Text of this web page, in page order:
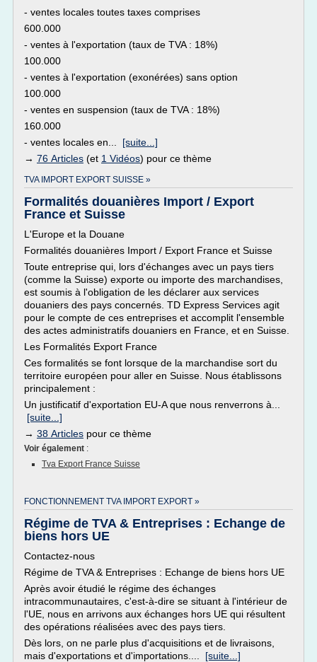
- ventes locales toutes taxes comprises
600.000
- ventes à l'exportation (taux de TVA : 18%)
100.000
- ventes à l'exportation (exonérées) sans option
100.000
- ventes en suspension (taux de TVA : 18%)
160.000
- ventes locales en... [suite...]
→ 76 Articles (et 1 Vidéos) pour ce thème
TVA IMPORT EXPORT SUISSE »
Formalités douanières Import / Export
France et Suisse
L'Europe et la Douane
Formalités douanières Import / Export France et Suisse
Toute entreprise qui, lors d'échanges avec un pays tiers
(comme la Suisse) exporte ou importe des marchandises,
est soumis à l'obligation de les déclarer aux services
douaniers des pays concernés. TD Express Services agit
pour le compte de ces entreprises et accomplit l'ensemble
des actes administratifs douaniers en France, et en Suisse.
Les Formalités Export France
Ces formalités se font lorsque de la marchandise sort du
territoire européen pour aller en Suisse. Nous établissons
principalement :
Un justificatif d'exportation EU-A que nous renverrons à...
[suite...]
→ 38 Articles pour ce thème
Voir également :
Tva Export France Suisse
FONCTIONNEMENT TVA IMPORT EXPORT »
Régime de TVA & Entreprises : Echange de
biens hors UE
Contactez-nous
Régime de TVA & Entreprises : Echange de biens hors UE
Après avoir étudié le régime des échanges
intracommunautaires, c'est-à-dire se situant à l'intérieur de
l'UE, nous en arrivons aux échanges hors UE qui résultent
des opérations réalisées avec des pays tiers.
Dès lors, on ne parle plus d'acquisitions et de livraisons,
mais d'exportations et d'importations.... [suite...]